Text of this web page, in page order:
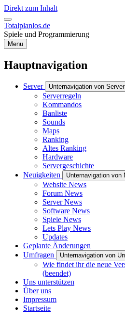
Direkt zum Inhalt
Totalplanlos.de
Spiele und Programmierung
Menu
Hauptnavigation
Server Unternavigation von Server
Serverregeln
Kommandos
Banliste
Sounds
Maps
Ranking
Altes Ranking
Hardware
Servergeschichte
Neuigkeiten
Unternavigation von
Website News
Forum News
Server News
Software News
Spiele News
Lets Play News
Updates
Geplante Änderungen
Umfragen
Unternavigation von
Wie findet ihr die neue
(beendet)
Uns unterstützen
Über uns
Impressum
Startseite